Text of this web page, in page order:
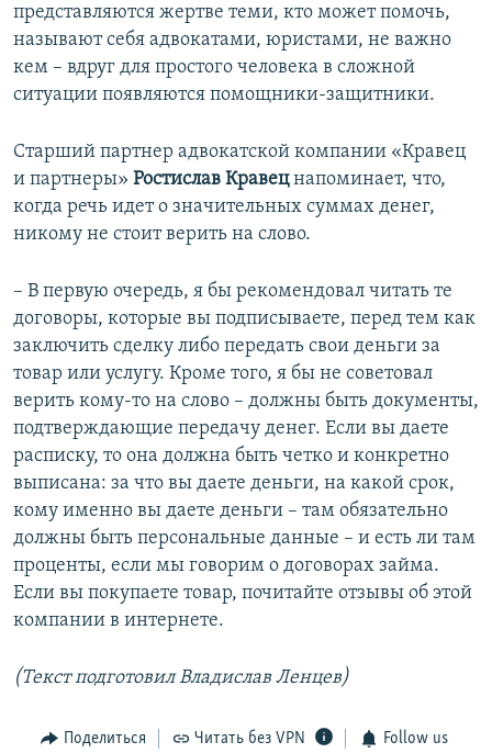
представляются жертве теми, кто может помочь,
называют себя адвокатами, юристами, не важно
кем – вдруг для простого человека в сложной
ситуации появляются помощники-защитники.
Старший партнер адвокатской компании «Кравец
и партнеры» Ростислав Кравецнапоминает, что,
когда речь идет о значительных суммах денег,
никому не стоит верить на слово.
– В первую очередь, я бы рекомендовал читать те
договоры, которые вы подписываете, перед тем как
заключить сделку либо передать свои деньги за
товар или услугу. Кроме того, я бы не советовал
верить кому-то на слово – должны быть документы,
подтверждающие передачу денег. Если вы даете
расписку, то она должна быть четко и конкретно
выписана: за что вы даете деньги, на какой срок,
кому именно вы даете деньги – там обязательно
должны быть персональные данные – и есть ли там
проценты, если мы говорим о договорах займа.
Если вы покупаете товар, почитайте отзывы об этой
компании в интернете.
(Текст подготовил Владислав Ленцев)
Поделиться Читать без VPN Follow us